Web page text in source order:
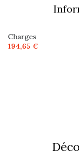
Charges
194,65 €